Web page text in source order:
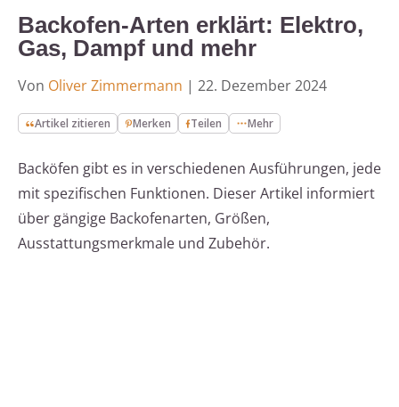
Backofen-Arten erklärt: Elektro,
Gas, Dampf und mehr
Von Oliver Zimmermann | 22. Dezember 2024
Artikel zitieren Merken Teilen Mehr
Backöfen gibt es in verschiedenen Ausführungen, jede
mit spezifischen Funktionen. Dieser Artikel informiert
über gängige Backofenarten, Größen,
Ausstattungsmerkmale und Zubehör.